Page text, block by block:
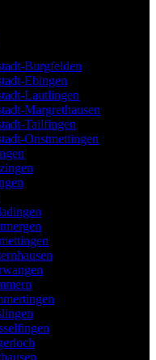
Burgfelden
Ebingen
Lautlingen
Margrethausen
Tailfingen
Onstmettingen